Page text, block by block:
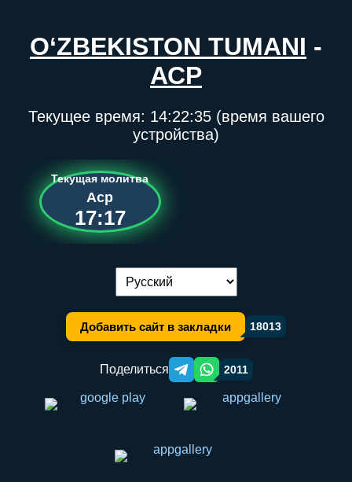
O‘ZBEKISTON TUMANI -
АСР
Текущее время: 14:22:35(время вашего
устройства)
Текущая молитва
Аср
17:17
Переключение языка:
Добавить сайт в закладки 18013
Поделиться Telegram orqali ulashish
WhatsApp orqali ulashish
2011